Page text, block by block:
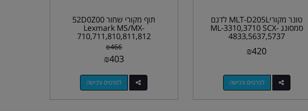
טונר מקוריMLT-D205L לדגם
סמסונג ML-3310,3710 SCX-
4833,5637,5737
₪420
לפרטים ורכישה
תוף מקורי שחור 52D0Z00
Lexmark MS/MX-
710,711,810,811,812
₪466
₪403
לפרטים ורכישה